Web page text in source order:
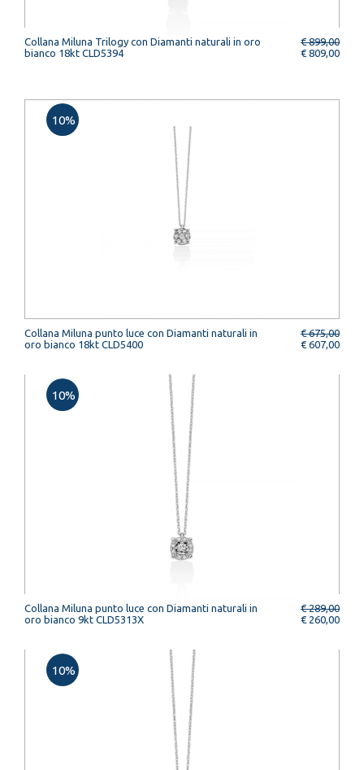
Collana Miluna Trilogy con Diamanti naturali in oro
bianco 18kt CLD5394
€ 899,00
€ 809,00
Collana Miluna punto luce con Diamanti naturali in
oro bianco 18kt CLD5400
€ 675,00
€ 607,00
10%
Collana Miluna punto luce con Diamanti naturali in
oro bianco 9kt CLD5313X
€ 289,00
€ 260,00
10%
10%